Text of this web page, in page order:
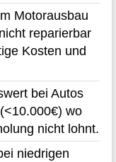
Motorausbau
reparierbar
Kosten und
bei Autos
wo
nicht lohnt.
niedrigen